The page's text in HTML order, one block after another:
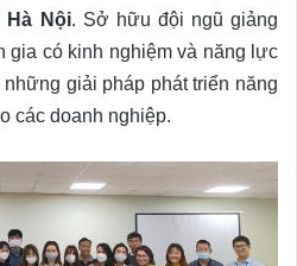
Hà Nội. Sở hữu đội ngũ giảng
gia có kinh nghiệm và năng lực
giải pháp phát triển năng
các doanh nghiệp.